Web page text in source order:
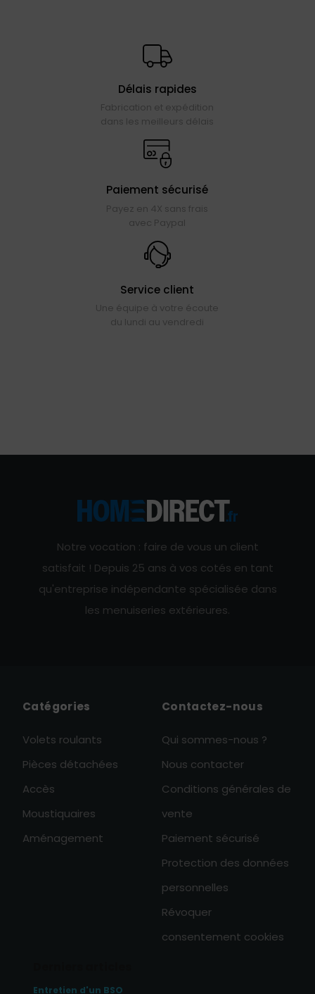
Délais rapides
Fabrication et expédition
dans les meilleurs délais
Paiement sécurisé
Payez en 4X sans frais
avec Paypal
Service client
Une équipe à votre écoute
du lundi au vendredi
Notre vocation : faire de vous un client
satisfait ! Depuis 25 ans à vos cotés en tant
qu'entreprise indépendante spécialisée dans
les menuiseries extérieures.
Catégories
Volets roulants
Pièces détachées
Accès
Moustiquaires
Aménagement
Contactez-nous
Qui sommes-nous ?
Nous contacter
Conditions générales de
vente
Paiement sécurisé
Protection des données
personnelles
Révoquer
consentement cookies
Entretien d'un BSO